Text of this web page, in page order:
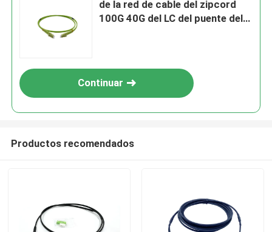
de la red de cable del zipcord
100G 40G del LC del puente del
Continuar
Productos recomendados